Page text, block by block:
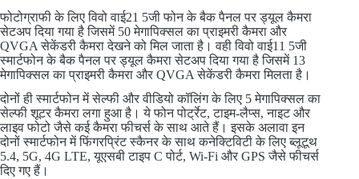
फोटोग्राफी के लिए विवो वाई21 5जी फोन के बैक पैनल पर ड्यूल कैमरा
सेटअप दिया गया है जिसमें 50 मेगापिक्सल का प्राइमरी कैमरा और
QVGA सेकेंडरी कैमरा देखने को मिल जाता है। वही विवो वाई11 5जी
स्मार्टफोन के बैक पैनल पर ड्यूल कैमरा सेटअप दिया गया है जिसमें 13
मेगापिक्सल का प्राइमरी कैमरा और QVGA सेकेंडरी कैमरा मिलता है।
दोनों ही स्मार्टफोन में सेल्फी और वीडियो कॉलिंग के लिए 5 मेगापिक्सल का
सेल्फी शूटर कैमरा लगा हुआ है। ये फोन पोर्ट्रेट, टाइम-लैप्स, नाइट और
लाइव फोटो जैसे कई कैमरा फीचर्स के साथ आते हैं। इसके अलावा इन
दोनों स्मार्टफोन में फिंगरप्रिंट स्कैनर के साथ कनेक्टिविटी के लिए ब्लूटूथ
5.4, 5G, 4G LTE, यूएसबी टाइप C पोर्ट, Wi-Fi और GPS जैसे फीचर्स
दिए गए हैं।